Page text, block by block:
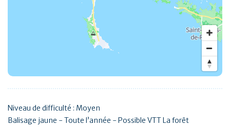
Niveau de difficulté : Moyen
Balisage jaune - Toute l’année - Possible VTT La forêt